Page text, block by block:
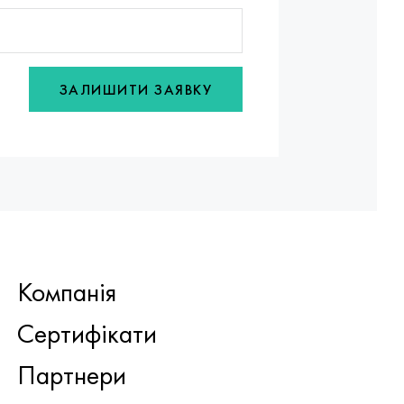
ЗАЛИШИТИ ЗАЯВКУ
Компанія
Сертифікати
Партнери